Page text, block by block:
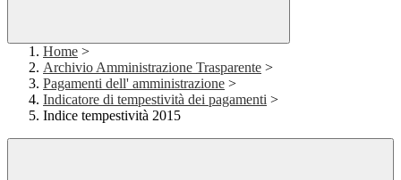
Home >
Archivio Amministrazione Trasparente >
Pagamenti dell' amministrazione >
Indicatore di tempestività dei pagamenti >
Indice tempestività 2015